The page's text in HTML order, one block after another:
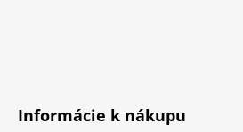
Informácie k nákupu